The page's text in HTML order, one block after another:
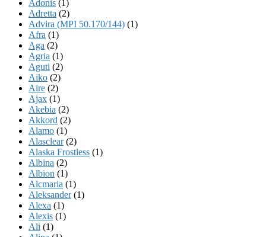
Adonis (1)
Adretta (2)
Advira (MPI 50.170/144) (1)
Afra (1)
Aga (2)
Agria (1)
Aguti (2)
Aiko (2)
Aire (2)
Ajax (1)
Akebia (2)
Akkord (2)
Alamo (1)
Alasclear(2)
Alaska Frostless (1)
Albina (2)
Albion (1)
Alcmaria (1)
Aleksander(1)
Alexa (1)
Alexis (1)
Ali (1)